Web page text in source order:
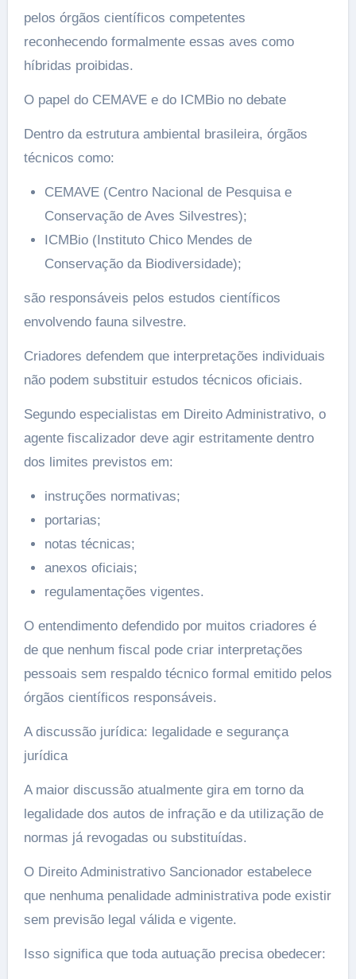
pelos órgãos científicos competentes
reconhecendo formalmente essas aves como
híbridas proibidas.
O papel do CEMAVE e do ICMBio no debate
Dentro da estrutura ambiental brasileira, órgãos
técnicos como:
CEMAVE (Centro Nacional de Pesquisa e
Conservação de Aves Silvestres);
ICMBio (Instituto Chico Mendes de
Conservação da Biodiversidade);
são responsáveis pelos estudos científicos
envolvendo fauna silvestre.
Criadores defendem que interpretações individuais
não podem substituir estudos técnicos oficiais.
Segundo especialistas em Direito Administrativo, o
agente fiscalizador deve agir estritamente dentro
dos limites previstos em:
instruções normativas;
portarias;
notas técnicas;
anexos oficiais;
regulamentações vigentes.
O entendimento defendido por muitos criadores é
de que nenhum fiscal pode criar interpretações
pessoais sem respaldo técnico formal emitido pelos
órgãos científicos responsáveis.
A discussão jurídica: legalidade e segurança
jurídica
A maior discussão atualmente gira em torno da
legalidade dos autos de infração e da utilização de
normas já revogadas ou substituídas.
O Direito Administrativo Sancionador estabelece
que nenhuma penalidade administrativa pode existir
sem previsão legal válida e vigente.
Isso significa que toda autuação precisa obedecer: